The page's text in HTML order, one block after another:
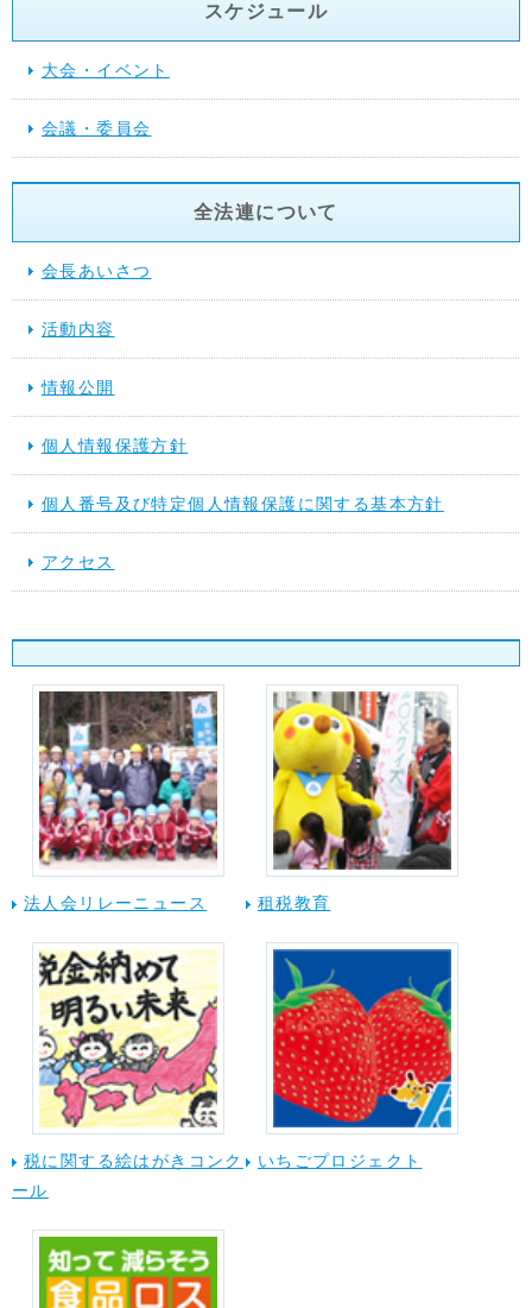
スケジュール
大会・イベント
会議・委員会
全法連について
会長あいさつ
活動内容
情報公開
個人情報保護方針
個人番号及び特定個人情報保護に関する基本方針
アクセス
法人会リレーニュース 租税教育
税に関する絵はがきコンク
ール
いちごプロジェクト